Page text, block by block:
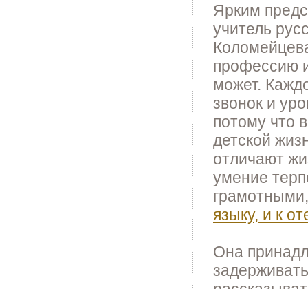
Ярким
учитель
профессию
может.
звонок и
потому что
детской
отличают
умение
языку, и к
Она